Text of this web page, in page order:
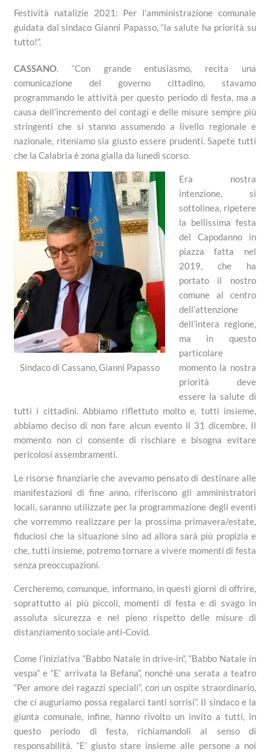
Festività natalizie 2021: Per l’amministrazione comunale
guidata dal sindaco Gianni Papasso, “la salute ha priorità su
tutto!”.
CASSANO. “Con grande entusiasmo, recita una
comunicazione del governo cittadino, stavamo
programmando le attività per questo periodo di festa, ma a
causa dell’incremento dei contagi e delle misure sempre più
stringenti che si stanno assumendo a livello regionale e
nazionale, riteniamo sia giusto essere prudenti. Sapete tutti
che la Calabria è zona gialla da lunedì scorso.
Sindaco di Cassano, Gianni Papasso
Era nostra
intenzione, si
sottolinea, ripetere
la bellissima festa
del Capodanno in
piazza fatta nel
2019, che ha
portato il nostro
comune al centro
dell’attenzione
dell’intera regione,
ma in questo
particolare
momento la nostra
priorità deve
essere la salute di
tutti i cittadini. Abbiamo riflettuto molto e, tutti insieme,
abbiamo deciso di non fare alcun evento il 31 dicembre. Il
momento non ci consente di rischiare e bisogna evitare
pericolosi assembramenti.
Le risorse finanziarie che avevamo pensato di destinare alle
manifestazioni di fine anno, riferiscono gli amministratori
locali, saranno utilizzate per la programmazione degli eventi
che vorremmo realizzare per la prossima primavera/estate,
fiduciosi che la situazione sino ad allora sarà più propizia e
che, tutti insieme, potremo tornare a vivere momenti di festa
senza preoccupazioni.
Cercheremo, comunque, informano, in questi giorni di offrire,
soprattutto ai più piccoli, momenti di festa e di svago in
assoluta sicurezza e nel pieno rispetto delle misure di
distanziamento sociale anti-Covid.
Come l’iniziativa “Babbo Natale in drive-in”, “Babbo Natale in
vespa” e “E’ arrivata la Befana”, nonché una serata a teatro
“Per amore dei ragazzi speciali”, con un ospite straordinario,
che ci auguriamo possa regalarci tanti sorrisi”. Il sindaco e la
giunta comunale, infine, hanno rivolto un invito a tutti, in
questo periodo di festa, richiamandoli al senso di
responsabilità. “E’ giusto stare insieme alle persone a noi